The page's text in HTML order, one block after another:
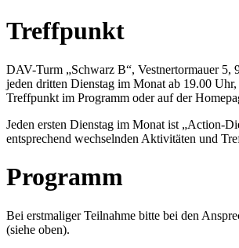
Treffpunkt
DAV-Turm „Schwarz B“, Vestnertormauer 5,
jeden dritten Dienstag im Monat ab 19.00
Treffpunkt im Programm oder auf der
Jeden ersten Dienstag im Monat ist „Action-
entsprechend wechselnden Aktivitäten und
Programm
Bei erstmaliger Teilnahme bitte bei den
(siehe oben).